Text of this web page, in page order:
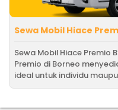
Sewa Mobil Hiace
Sewa Mobil Hiace Premio
Premio di Borneo
ideal untuk individu